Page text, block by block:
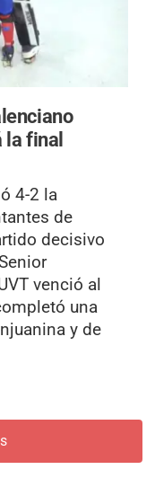
la final
4-2 la
de
decisivo
venció al
una
y de